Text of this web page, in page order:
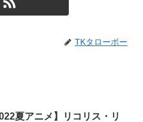
TKタローボー
夏アニメ】リコリス・リ